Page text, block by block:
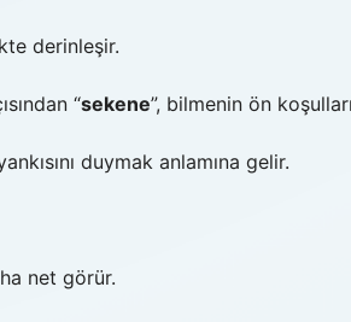
derinleşir.
“sekene”, bilmenin ön
duymak anlamına gelir.
net görür.